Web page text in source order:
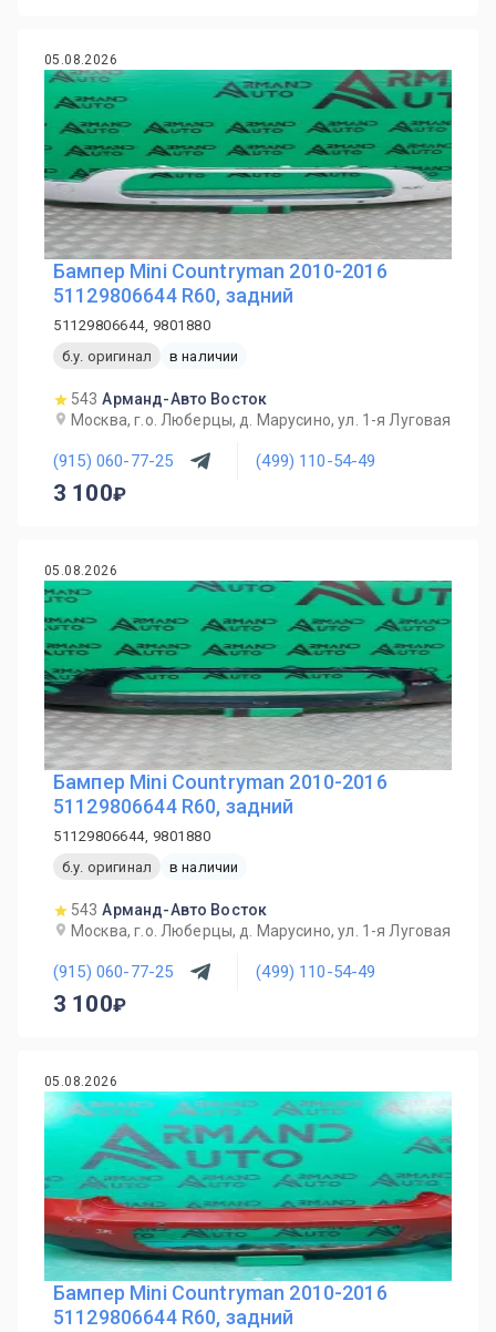
05.08.2026
Бампер Mini Countryman 2010-2016
51129806644 R60, задний
51129806644, 9801880
б.у. оригинал
в наличии
543 Арманд-Авто Восток
Москва, г.о. Люберцы, д. Марусино, ул. 1-я Луговая
(915) 060-77-25 (499) 110-54-49
3 100
05.08.2026
Бампер Mini Countryman 2010-2016
51129806644 R60, задний
51129806644, 9801880
б.у. оригинал
в наличии
543 Арманд-Авто Восток
Москва, г.о. Люберцы, д. Марусино, ул. 1-я Луговая
(915) 060-77-25 (499) 110-54-49
3 100
05.08.2026
Бампер Mini Countryman 2010-2016
51129806644 R60, задний